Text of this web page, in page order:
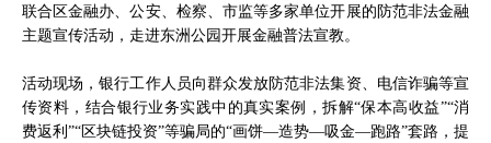
联合区金融办、公安、检察、市监等多家单位开展的防范非法金融
主题宣传活动，走进东洲公园开展金融普法宣教。
活动现场，银行工作人员向群众发放防范非法集资、电信诈骗等宣
传资料，结合银行业务实践中的真实案例，拆解“保本高收益”“消
费返利”“区块链投资”等骗局的“画饼—造势—吸金—跑路”套路，提